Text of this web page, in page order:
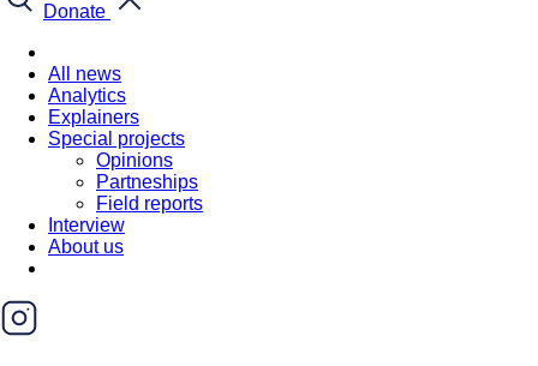
Donate
All news
Analytics
Explainers
Special projects
Opinions
Partneships
Field reports
Interview
About us